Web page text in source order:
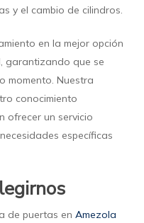
y el cambio de cilindros.
en la mejor opción
garantizando que se
momento. Nuestra
conocimiento
ofrecer un servicio
específicas
de puertas en Amezola